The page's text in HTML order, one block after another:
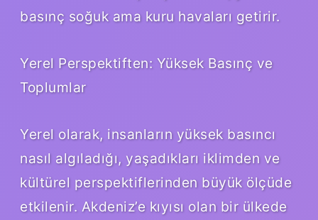
basınç soğuk ama kuru havaları getirir.
Yerel Perspektiften: Yüksek Basınç ve
Toplumlar
Yerel olarak, insanların yüksek basıncı
nasıl algıladığı, yaşadıkları iklimden ve
kültürel perspektiflerinden büyük ölçüde
etkilenir. Akdeniz’e kıyısı olan bir ülkede